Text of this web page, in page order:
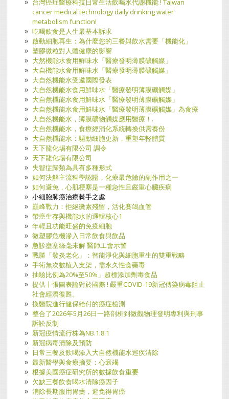
台灣癌症醫療科技日常生活飲喝水代謝機能 ! Taiwan
cancer medical technology daily drinking water
metabolism function!
吃喝飲食是人生最基本訴求
啟動細胞再生：為什麼您的三餐與飲水需要「機能化」
塑膠微粒對人體健康的影響
大然機能水食用鮮味水「醫療發明薄膜礦觸媒」
大自機能水食用鮮味水「醫療發明薄膜礦觸媒」
大自然機能水受邀國際發表
大自然機能水食用鮮味水「醫療發明薄膜礦觸媒」
大自然機能水食用鮮味水「醫療發明薄膜礦觸媒」
大自然機能水食用鮮味水「醫療發明薄膜礦觸媒」為食療
大自然機能水，薄膜礦物觸媒應用醫療！.
大自然機能水，食療經消化系統轉換供需養份
大自然機能水：驅動细胞更新，重塑年軽體質
天下龍化埸有限公司 調令
天下龍化場有限公司
失智症歸類為具有多種形式
如何決解主流科學認證，化療最危險的副作用之一
如何避免，心肌梗塞是一種急性且嚴重心臟疾病
小細胞肺癌治療棘手之處
巔峰戰力：拒絕黴素殘留，活化賽鴿血管
帶癌生存與機能水的邏輯核心1
年輕且功能旺盛的免疫細胞
微塑膠危機滲入日常飲食與飲品
急診壅塞絲毫未解 醫師工會示警
戰勝「發炎老化」：智能淨化與細胞重生的雙重戰略
手術無次數植入支架，需永久性食藥毒
抽驗比例為20%至50%」超標添加劑毒食品
提供十張圖表論對於國際 ! 嚴重COVID-19新冠傳染病毒阻止
社會經濟復甦。
換醫院進行健保給付的癌症檢測
整合了2026年5月26日一路剖析到微觀物理發明專利與刑事
訴訟反制
新冠疫情流行株為NB.1.8.1
新冠病毒清除及預防
日常三餐及飲喝添入大自然機能水巡疾清除
最新醫學與食療摘要：心袞竭
根據美國癌症研究所的數據飲食重要
欠缺三餐飲食喝水清除癌因子
消除長期服用胃藥，避免得胃癌